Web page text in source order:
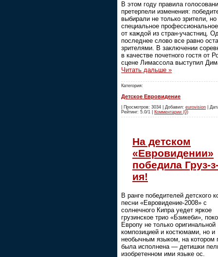
В этом году правила
претерпели изменения:
выбирали не только зрители, но
специальное
от каждой из стран-участниц.
последнее слово все равно
зрителями. В заключении
в качестве почетного гостя от
сцене Лимассола выступил
Читать дальше »
Категория:
Детское Евровидение
| Просмотров: 3034 | Добавил: eurovision |
Рейтинг: 5.0/1 | Комментарии (0)
На детском
«Евровидении»
победила Груз-
ия!
В ранге победителей детского
песни «Евровидение-2008» с
солнечного Кипра уедет яркое
грузинское трио «Бзикеби»,
Европу не только оригинальной
композицией и костюмами, но и
необычным языком, на котором
была исполнена — детишки
изобретенном ими языке ос.